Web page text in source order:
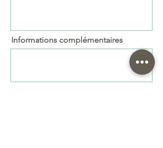
Informations complémentaires